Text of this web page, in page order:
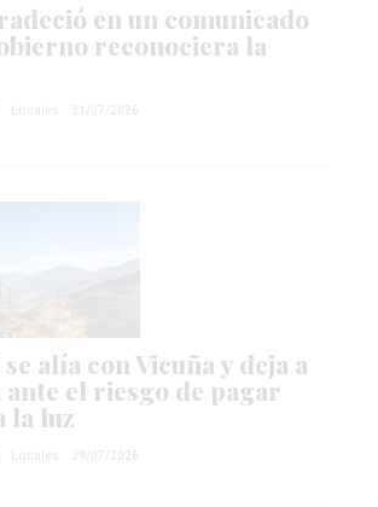
en un comunicado
reconociera la
Locales 31/07/2026
se alía con Vicuña y deja a
ante el riesgo de pagar
la luz
Locales 29/07/2026